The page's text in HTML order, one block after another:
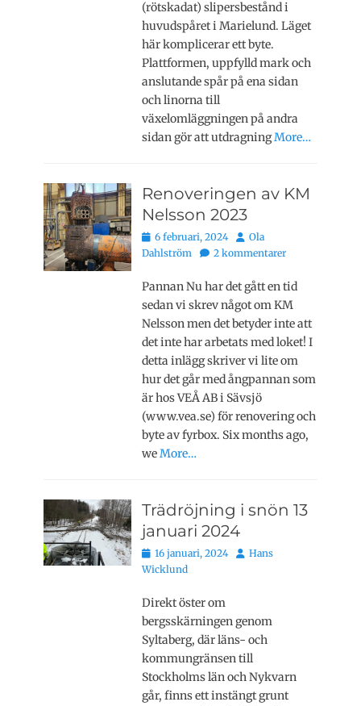
(rötskadat) slipersbestånd i
huvudspåret i Marielund. Läget
här komplicerar ett byte.
Plattformen, uppfylld mark och
anslutande spår på ena sidan
och linorna till
växelomläggningen på andra
sidan gör att utdragningMore…
Renoveringen av KM
Nelsson 2023
Publicerat
den
6 februari, 2024 Författare
Ola
Dahlström
2 kommentarer
Pannan Nu har det gått en tid
sedan vi skrev något om KM
Nelsson men det betyder inte att
det inte har arbetats med loket! I
detta inlägg skriver vi lite om
hur det går med ångpannan som
är hos VEÅ AB i Sävsjö
(www.vea.se) för renovering och
byte av fyrbox. Six months ago,
weMore…
Trädröjning i snön 13
januari 2024
Publicerat
den
16 januari, 2024 Författare
Hans
Wicklund
Direkt öster om
bergsskärningen genom
Syltaberg, där läns- och
kommungränsen till
Stockholms län och Nykvarn
går, finns ett instängt grunt